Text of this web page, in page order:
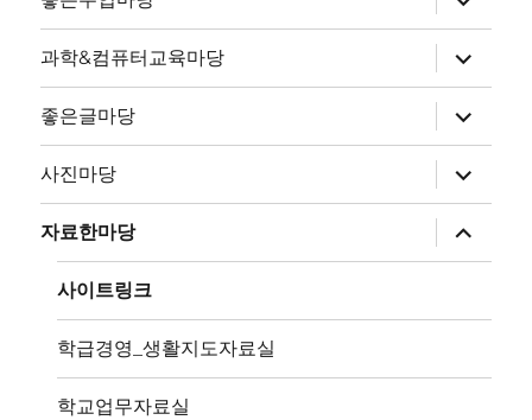
위
메
뉴
확
장
과학&컴퓨터교육마당
위
메
뉴
확
장
좋은글마당
위
메
뉴
확
장
사진마당
위
메
뉴
확
장
자료한마당
위
메
장
사이트링크
학급경영_생활지도자료실
학교업무자료실